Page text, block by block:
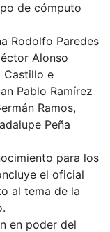
de cómputo
Rodolfo Paredes
Alonso
Castillo e
Pablo Ramírez
Ramos,
Peña
para los
el oficial
al tema de la
en poder del